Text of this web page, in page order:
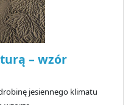
– wzór
jesiennego klimatu